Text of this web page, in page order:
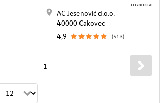
AC Jesenović d.o.o.
40000 Cakovec
4,9
(513)
11173/13270
1